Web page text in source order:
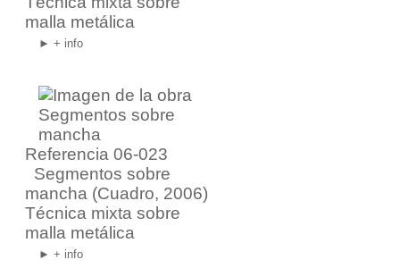
malla metálica
► + info
Referencia 06-023
Segmentos sobre
mancha (Cuadro, 2006)
Técnica mixta sobre
malla metálica
► + info